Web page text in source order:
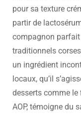
pour sa texture
partir de
compagnon
traditionnels
un ingrédient
locaux, qu’il
desserts comme le
AOP, témoigne du